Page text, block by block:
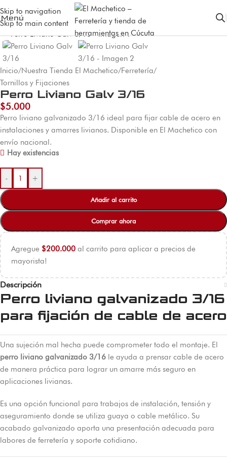
Skip to navigation
Skip to main content
Menú
Inicio/Nuestra Tienda El Machetico/Ferretería/
Tornillos y Fijaciones
Perro Liviano Galv 3/16
$5.000
Perro liviano galvanizado 3/16 ideal para fijar cable de acero en
instalaciones y amarres livianos. Disponible en El Machetico con
envío nacional.
Hay existencias
- +
Añadir al carrito
Comprar ahora
Agregue $200.000 al carrito para aplicar a precios de
mayorista!
Descripción
Perro liviano galvanizado 3/16
para fijación de cable de acero
Una sujeción mal hecha puede comprometer todo el montaje. El
perro liviano galvanizado 3/16 le ayuda a prensar cable de acero
de manera práctica para lograr un amarre más seguro en
aplicaciones livianas.
Es una opción funcional para trabajos de instalación, tensión y
aseguramiento donde se utiliza guaya o cable metálico. Su
acabado galvanizado aporta una presentación adecuada para
labores de ferretería y soporte cotidiano.